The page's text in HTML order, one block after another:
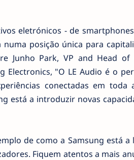
eletrónicos - de
posição única para
Junho Park, VP and Head of
Electronics, "O LE Audio é o
conectadas em toda
está a introduzir novas
de como a Samsung está
Fiquem atentos a mais